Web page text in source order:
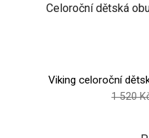
Viking celoroční
1 520